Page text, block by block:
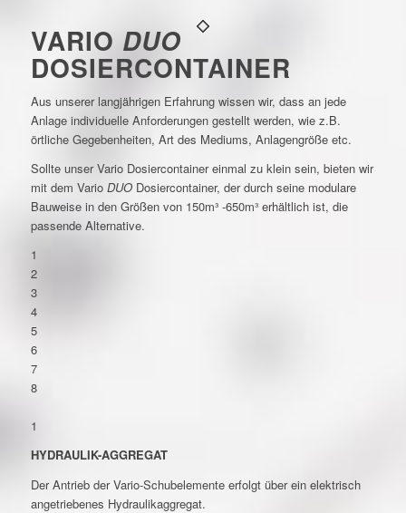
VARIO DUO
DOSIERCONTAINER
Aus unserer langjährigen Erfahrung wissen wir, dass an jede
Anlage individuelle Anforderungen gestellt werden, wie z.B.
örtliche Gegebenheiten, Art des Mediums, Anlagengröße etc.
Sollte unser Vario Dosiercontainer einmal zu klein sein, bieten wir
mit dem Vario DUODosiercontainer, der durch seine modulare
Bauweise in den Größen von 150m³ -650m³ erhältlich ist, die
passende Alternative.
1
2
3
4
5
6
7
8
1
HYDRAULIK-AGGREGAT
Der Antrieb der Vario-Schubelemente erfolgt über ein elektrisch
angetriebenes Hydraulikaggregat.